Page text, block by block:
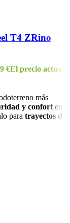
T4 ZRino
€El precio actual
más
y confort en
para trayectos de